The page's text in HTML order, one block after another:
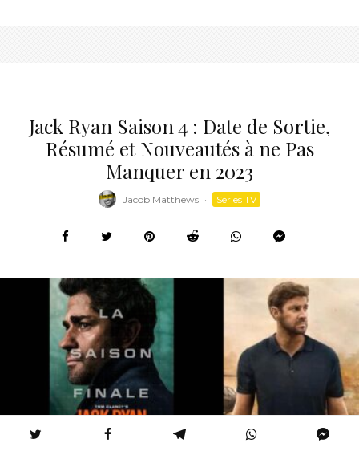
Jack Ryan Saison 4 : Date de Sortie,
Résumé et Nouveautés à ne Pas
Manquer en 2023
Jacob Matthews · Séries TV